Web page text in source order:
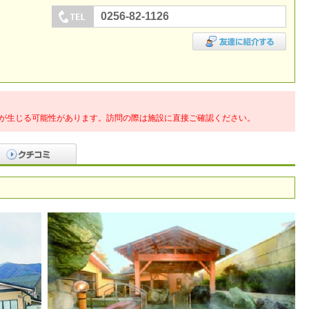
0256-82-1126
じる可能性があります。訪問の際は施設に直接ご確認ください。